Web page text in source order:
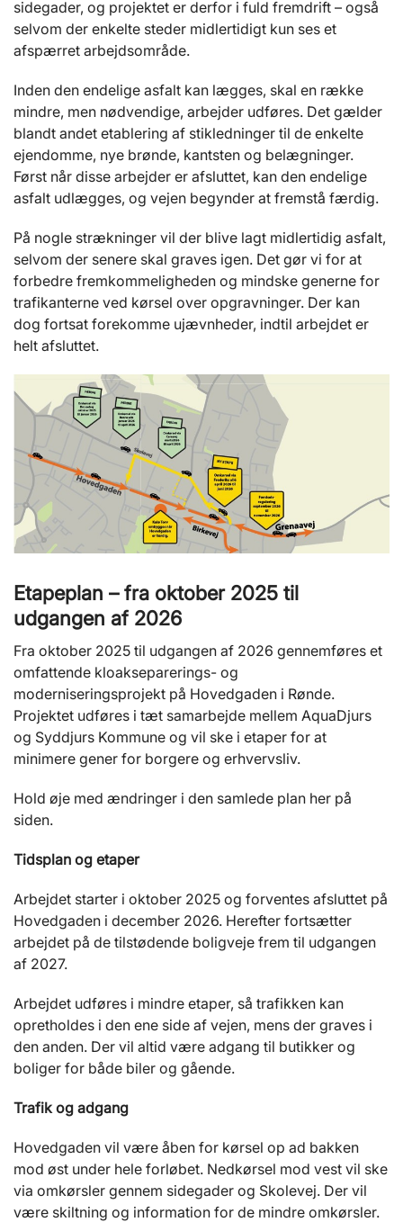
sidegader, og projektet er derfor i fuld fremdrift – også
selvom der enkelte steder midlertidigt kun ses et
afspærret arbejdsområde.
Inden den endelige asfalt kan lægges, skal en række
mindre, men nødvendige, arbejder udføres. Det gælder
blandt andet etablering af stikledninger til de enkelte
ejendomme, nye brønde, kantsten og belægninger.
Først når disse arbejder er afsluttet, kan den endelige
asfalt udlægges, og vejen begynder at fremstå færdig.
På nogle strækninger vil der blive lagt midlertidig asfalt,
selvom der senere skal graves igen. Det gør vi for at
forbedre fremkommeligheden og mindske generne for
trafikanterne ved kørsel over opgravninger. Der kan
dog fortsat forekomme ujævnheder, indtil arbejdet er
helt afsluttet.
Etapeplan – fra oktober 2025 til
udgangen af 2026
Fra oktober 2025 til udgangen af 2026 gennemføres et
omfattende kloakseparerings- og
moderniseringsprojekt på Hovedgaden i Rønde.
Projektet udføres i tæt samarbejde mellem AquaDjurs
og Syddjurs Kommune og vil ske i etaper for at
minimere gener for borgere og erhvervsliv.
Hold øje med ændringer i den samlede plan her på
siden.
Tidsplan og etaper
Arbejdet starter i oktober 2025 og forventes afsluttet på
Hovedgaden i december 2026. Herefter fortsætter
arbejdet på de tilstødende boligveje frem til udgangen
af 2027.
Arbejdet udføres i mindre etaper, så trafikken kan
opretholdes i den ene side af vejen, mens der graves i
den anden. Der vil altid være adgang til butikker og
boliger for både biler og gående.
Trafik og adgang
Hovedgaden vil være åben for kørsel op ad bakken
mod øst under hele forløbet. Nedkørsel mod vest vil ske
via omkørsler gennem sidegader og Skolevej. Der vil
være skiltning og information for de mindre omkørsler.